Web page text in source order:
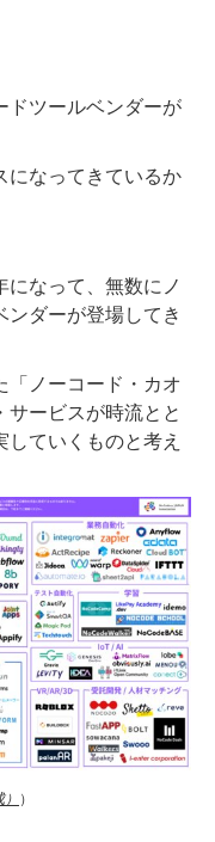
ドツールベンダーが
になってきているか
になって、無数にノ
ンダーが登場してき
「ノーコード・カオ
サービスが時流とと
ていくものと考え
）